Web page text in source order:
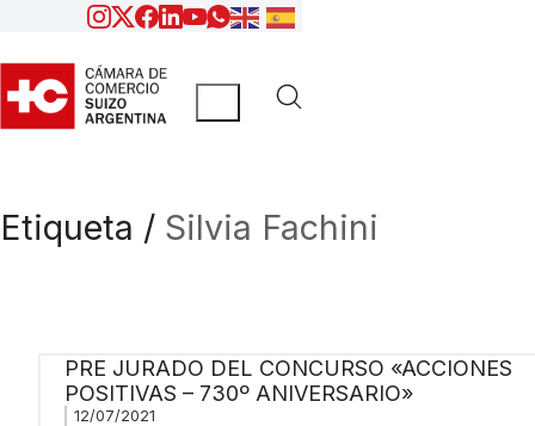
Etiqueta / Silvia Fachini
PRE JURADO DEL CONCURSO «ACCIONES
POSITIVAS – 730º ANIVERSARIO»
12/07/2021